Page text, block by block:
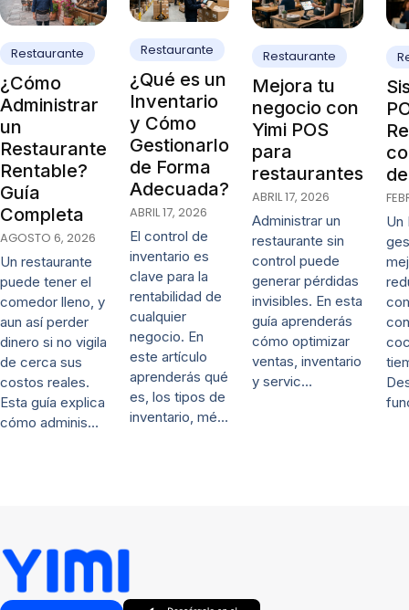
Restaurante
¿Cómo
Administrar
un
Restaurante
Rentable?
Guía
Completa
AGOSTO 6, 2026
Un restaurante
puede tener el
comedor lleno, y
aun así perder
dinero si no vigila
de cerca sus
costos reales.
Esta guía explica
cómo adminis…
Restaurante
¿Qué es un
Inventario
y Cómo
Gestionarlo
de Forma
Adecuada?
ABRIL 17, 2026
El control de
inventario es
clave para la
rentabilidad de
cualquier
negocio. En
este artículo
aprenderás qué
es, los tipos de
inventario, mé…
Restaurante
Mejora tu
negocio con
Yimi POS
para
restaurantes
ABRIL 17, 2026
Administrar un
restaurante sin
control puede
generar pérdidas
invisibles. En esta
guía aprenderás
cómo optimizar
ventas, inventario
y servic…
Un